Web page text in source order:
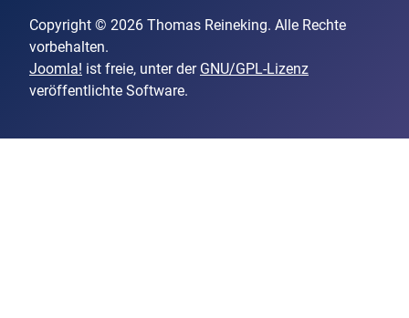
Copyright © 2026 Thomas Reineking. Alle Rechte
vorbehalten.
Joomla! ist freie, unter der GNU/GPL-Lizenz
veröffentlichte Software.